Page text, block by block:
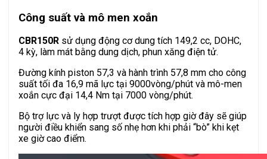
Công suất và mô men xoắn
CBR150R sử dụng động cơ dung tích 149,2 cc, DOHC,
4 kỳ, làm mát bằng dung dịch, phun xăng điện tử.
Đường kính piston 57,3 và hành trình 57,8 mm cho công
suất tối đa 16,9 mã lực tại 9000vòng/phút và mô-men
xoắn cực đại 14,4 Nm tại 7000 vòng/phút.
Bộ trợ lực và ly hợp trượt được tích hợp giờ đây sẽ giúp
người điều khiển sang số nhẹ hơn khi phải “bò” khi kẹt
xe giờ cao điểm.